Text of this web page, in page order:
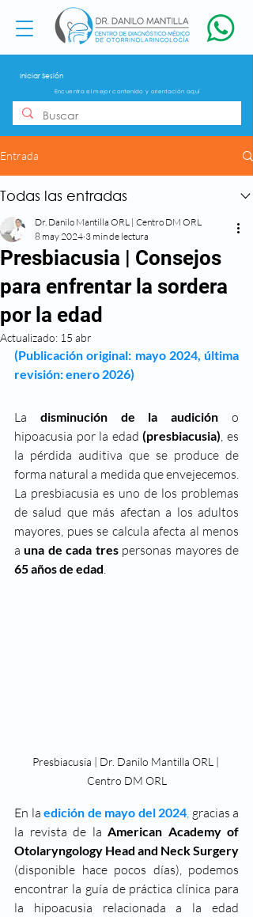
Iniciar Sesión
Encuentra el mejor contenido y orientación aquí
Entrada
Todas las entradas
Presbiacusia | Consejos
para enfrentar la sordera
por la edad
Dr. Danilo Mantilla ORL | Centro DM ORL
8 may 2024 3 min de lectura
Actualizado: 15 abr
(Publicación original: mayo 2024, última
revisión: enero 2026)
La disminución de la audición o
hipoacusia por la edad (presbiacusia), es
la pérdida auditiva que se produce de
forma natural a medida que envejecemos.
La presbiacusia es uno de los problemas
de salud que más afectan a los adultos
mayores, pues se calcula afecta al menos
a una de cada tres
65 años de edad.
Presbiacusia | Dr. Danilo Mantilla ORL |
Centro DM ORL
En la edición de mayo del 2024 gracias a
la revista de la American Academy of
Otolaryngology Head and Neck Surgery
(disponible hace pocos días), podemos
encontrar la guía de práctica clínica para